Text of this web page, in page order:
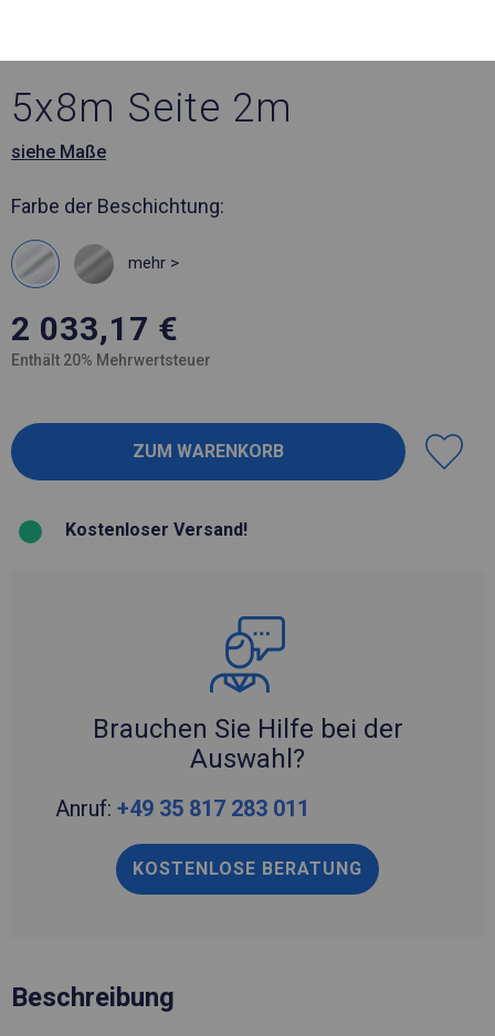
5x8m Seite 2m
siehe Maße
Farbe der Beschichtung:
mehr >
2 033,17 €
Enthält 20% Mehrwertsteuer
Kostenloser Versand!
Brauchen Sie Hilfe bei der
Auswahl?
Anruf: +49 35 817 283 011
KOSTENLOSE BERATUNG
Beschreibung